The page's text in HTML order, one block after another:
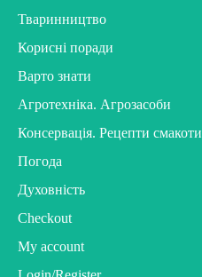
Тваринництво
Корисні поради
Варто знати
Агротехніка. Агрозасоби
Консервація. Рецепти смакоти
Погода
Духовність
Checkout
My account